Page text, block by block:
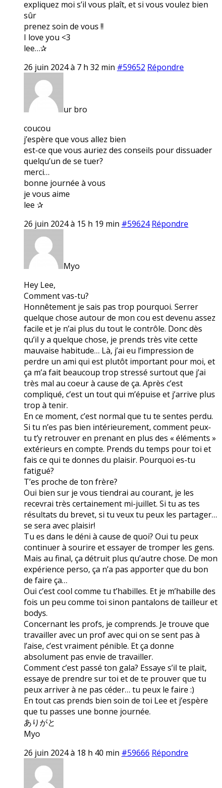
expliquez moi s’il vous plaît, et si vous voulez bien
sûr
prenez soin de vous !!
I love you <3
lee…✰
26 juin 2024 à 7 h 32 min #59652 Répondre
ur bro
coucou
j’espère que vous allez bien
est-ce que vous auriez des conseils pour dissuader
quelqu’un de se tuer?
merci…
bonne journée à vous
je vous aime
lee ✰
26 juin 2024 à 15 h 19 min #59624 Répondre
Myo
Hey Lee,
Comment vas-tu?
Honnêtement je sais pas trop pourquoi. Serrer
quelque chose autour de mon cou est devenu assez
facile et je n’ai plus du tout le contrôle. Donc dès
qu’il y a quelque chose, je prends très vite cette
mauvaise habitude… Là, j’ai eu l’impression de
perdre un ami qui est plutôt important pour moi, et
ça m’a fait beaucoup trop stressé surtout que j’ai
très mal au coeur à cause de ça. Après c’est
compliqué, c’est un tout qui m’épuise et j’arrive plus
trop à tenir.
En ce moment, c’est normal que tu te sentes perdu.
Si tu n’es pas bien intérieurement, comment peux-
tu t’y retrouver en prenant en plus des « éléments »
extérieurs en compte. Prends du temps pour toi et
fais ce qui te donnes du plaisir. Pourquoi es-tu
fatigué?
T’es proche de ton frère?
Oui bien sur je vous tiendrai au courant, je les
recevrai très certainement mi-juillet. Si tu as tes
résultats du brevet, si tu veux tu peux les partager…
se sera avec plaisir!
Tu es dans le déni à cause de quoi? Oui tu peux
continuer à sourire et essayer de tromper les gens.
Mais au final, ça détruit plus qu’autre chose. De mon
expérience perso, ça n’a pas apporter que du bon
de faire ça…
Oui c’est cool comme tu t’habilles. Et je m’habille des
fois un peu comme toi sinon pantalons de tailleur et
bodys.
Concernant les profs, je comprends. Je trouve que
travailler avec un prof avec qui on se sent pas à
l’aise, c’est vraiment pénible. Et ça donne
absolument pas envie de travailler.
Comment c’est passé ton gala? Essaye s’il te plait,
essaye de prendre sur toi et de te prouver que tu
peux arriver à ne pas céder… tu peux le faire :)
En tout cas prends bien soin de toi Lee et j’espère
que tu passes une bonne journée.
ありがと
Myo
26 juin 2024 à 18 h 40 min #59666 Répondre